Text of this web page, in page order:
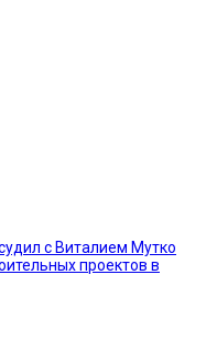
с Виталием Мутко
проектов в